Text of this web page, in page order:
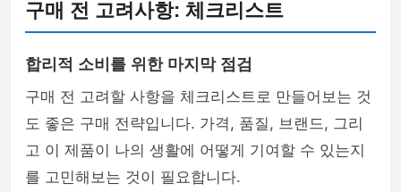
구매 전 고려사항: 체크리스트
합리적 소비를 위한 마지막 점검
구매 전 고려할 사항을 체크리스트로 만들어보는 것
도 좋은 구매 전략입니다. 가격, 품질, 브랜드, 그리
고 이 제품이 나의 생활에 어떻게 기여할 수 있는지
를 고민해보는 것이 필요합니다.